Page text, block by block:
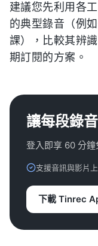
建議您先利用各
的典型錄音（例
課），比較其辨
期訂閱的方案。
讓每段錄
登入即享 60 分
支援音訊與影片
下載 Tinrec